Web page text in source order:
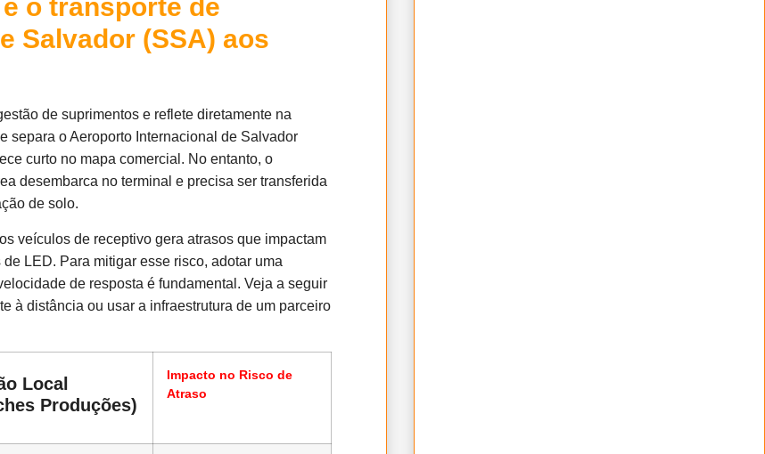
o transporte de
Salvador (SSA) aos
de suprimentos e reflete diretamente na
separa o Aeroporto Internacional de Salvador
curto no mapa comercial. No entanto, o
desembarca no terminal e precisa ser transferida
de solo.
veículos de receptivo gera atrasos que impactam
LED. Para mitigar esse risco, adotar uma
de resposta é fundamental. Veja a seguir
à distância ou usar a infraestrutura de um parceiro
Local
Produções)
Impacto no Risco de
Atraso